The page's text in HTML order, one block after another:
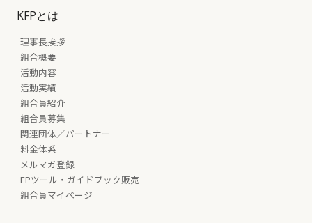
KFPとは
理事長挨拶
組合概要
活動内容
活動実績
組合員紹介
組合員募集
関連団体／パートナー
料金体系
メルマガ登録
FPツール・ガイドブック販売
組合員マイページ